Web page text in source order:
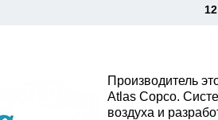
Производитель
Atlas Copco.
воздуха и